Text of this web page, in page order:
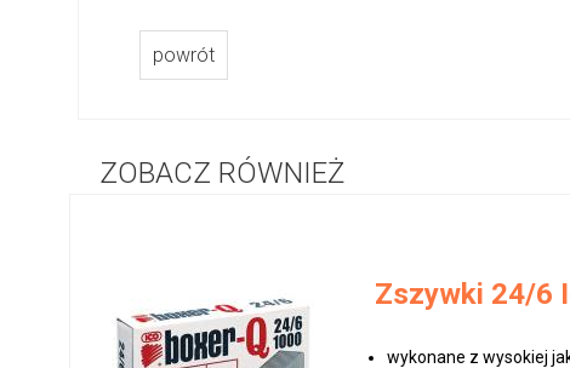
powrót
ZOBACZ RÓWNIEŻ
Zszywki 24/6
wykonane z wysokiej